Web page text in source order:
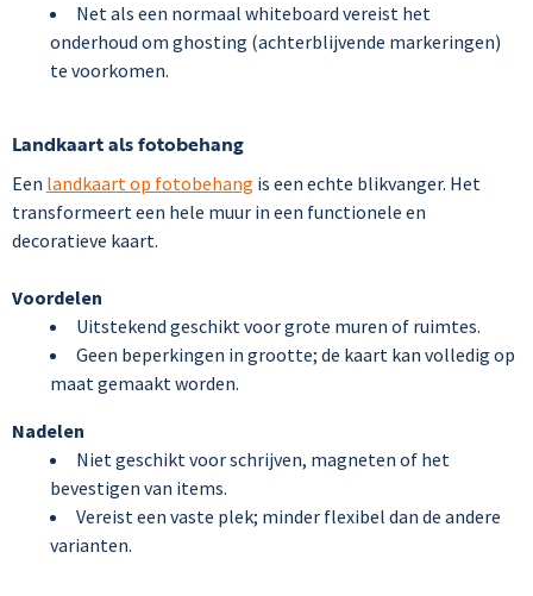
Net als een normaal whiteboard vereist het
onderhoud om ghosting (achterblijvende markeringen)
te voorkomen.
Landkaart als fotobehang
Een landkaart op fotobehang is een echte blikvanger. Het
transformeert een hele muur in een functionele en
decoratieve kaart.
Voordelen
Uitstekend geschikt voor grote muren of ruimtes.
Geen beperkingen in grootte; de kaart kan volledig op
maat gemaakt worden.
Nadelen
Niet geschikt voor schrijven, magneten of het
bevestigen van items.
Vereist een vaste plek; minder flexibel dan de andere
varianten.